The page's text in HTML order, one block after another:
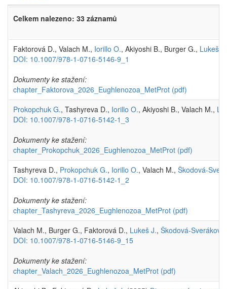
Celkem nalezeno: 33 záznamů
Faktorová D., Valach M., Iorillo O., Akiyoshi B., Burger G., Lukeš J.
DOI: 10.1007/978-1-0716-5146-9_1
Dokumenty ke stažení:
chapter_Faktorova_2026_Eughlenozoa_MetProt (pdf)
Prokopchuk G., Tashyreva D., Iorillo O., Akiyoshi B., Valach M.,
DOI: 10.1007/978-1-0716-5142-1_3
Dokumenty ke stažení:
chapter_Prokopchuk_2026_Eughlenozoa_MetProt (pdf)
Tashyreva D., Prokopchuk G., Iorillo O., Valach M., Škodová-
DOI: 10.1007/978-1-0716-5142-1_2
Dokumenty ke stažení:
chapter_Tashyreva_2026_Eughlenozoa_MetProt (pdf)
Valach M., Burger G., Faktorová D., Lukeš J., Škodová-Sveráková
DOI: 10.1007/978-1-0716-5146-9_15
Dokumenty ke stažení:
chapter_Valach_2026_Eughlenozoa_MetProt (pdf)